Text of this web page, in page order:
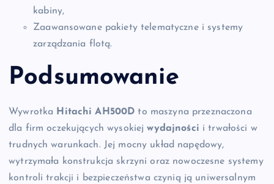
kabiny,
Zaawansowane pakiety telematyczne i systemy
zarządzania flotą.
Podsumowanie
Wywrotka Hitachi AH500D to maszyna przeznaczona
dla firm oczekujących wysokiejwydajności i trwałości w
trudnych warunkach. Jej mocny układ napędowy,
wytrzymała konstrukcja skrzyni oraz nowoczesne systemy
kontroli trakcji i bezpieczeństwa czynią ją uniwersalnym